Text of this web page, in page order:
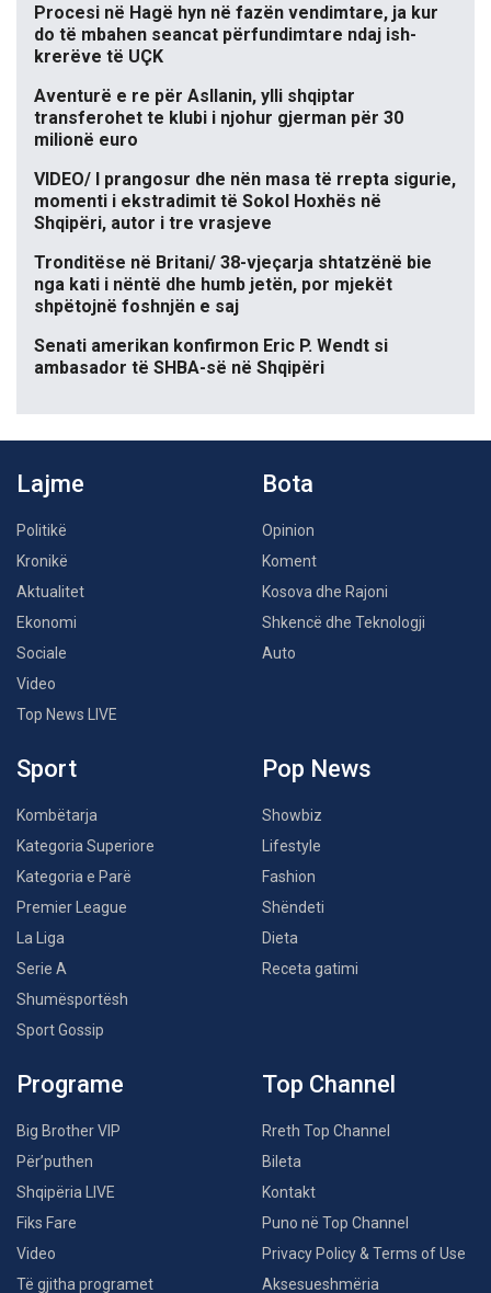
Procesi në Hagë hyn në fazën vendimtare, ja kur
do të mbahen seancat përfundimtare ndaj ish-
krerëve të UÇK
Aventurë e re për Asllanin, ylli shqiptar
transferohet te klubi i njohur gjerman për 30
milionë euro
VIDEO/ I prangosur dhe nën masa të rrepta sigurie,
momenti i ekstradimit të Sokol Hoxhës në
Shqipëri, autor i tre vrasjeve
Tronditëse në Britani/ 38-vjeçarja shtatzënë bie
nga kati i nëntë dhe humb jetën, por mjekët
shpëtojnë foshnjën e saj
Senati amerikan konfirmon Eric P. Wendt si
ambasador të SHBA-së në Shqipëri
Lajme
Politikë
Kronikë
Aktualitet
Ekonomi
Sociale
Video
Top News LIVE
Bota
Opinion
Koment
Kosova dhe Rajoni
Shkencë dhe Teknologji
Auto
Sport
Kombëtarja
Kategoria Superiore
Kategoria e Parë
Premier League
La Liga
Serie A
Shumësportësh
Sport Gossip
Pop News
Showbiz
Lifestyle
Fashion
Shëndeti
Dieta
Receta gatimi
Programe
Big Brother VIP
Për’puthen
Shqipëria LIVE
Fiks Fare
Video
Të gjitha programet
Top Channel
Rreth Top Channel
Bileta
Kontakt
Puno në Top Channel
Privacy Policy & Terms of Use
Aksesueshmëria